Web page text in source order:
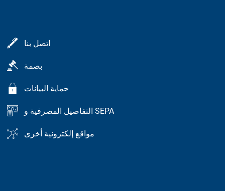
اتصل بنا
بصمة
حماية البيانات
التفاصيل المصرفية و SEPA
مواقع إلكترونية أخرى